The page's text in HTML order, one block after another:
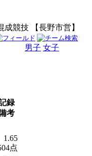
競技 【長野市営】
男子 女子
録
考
1.65
点